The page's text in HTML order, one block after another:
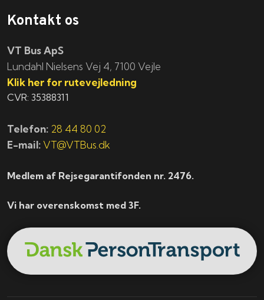
Kontakt os
VT Bus ApS
​​​Lundahl Nielsens Vej 4, 7100 Vejle
Klik her for rutevejledning
CVR: 35388311
Telefon: 28 44 80 02
E-mail: VT@VTBus.dk
Medlem af Rejsegarantifonden nr. 2476.
Vi har overenskomst med 3F.